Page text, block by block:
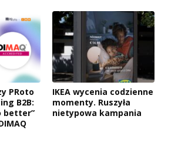
PRoto
B2B:
better”
IKEA wycenia codzienne
momenty. Ruszyła
nietypowa kampania